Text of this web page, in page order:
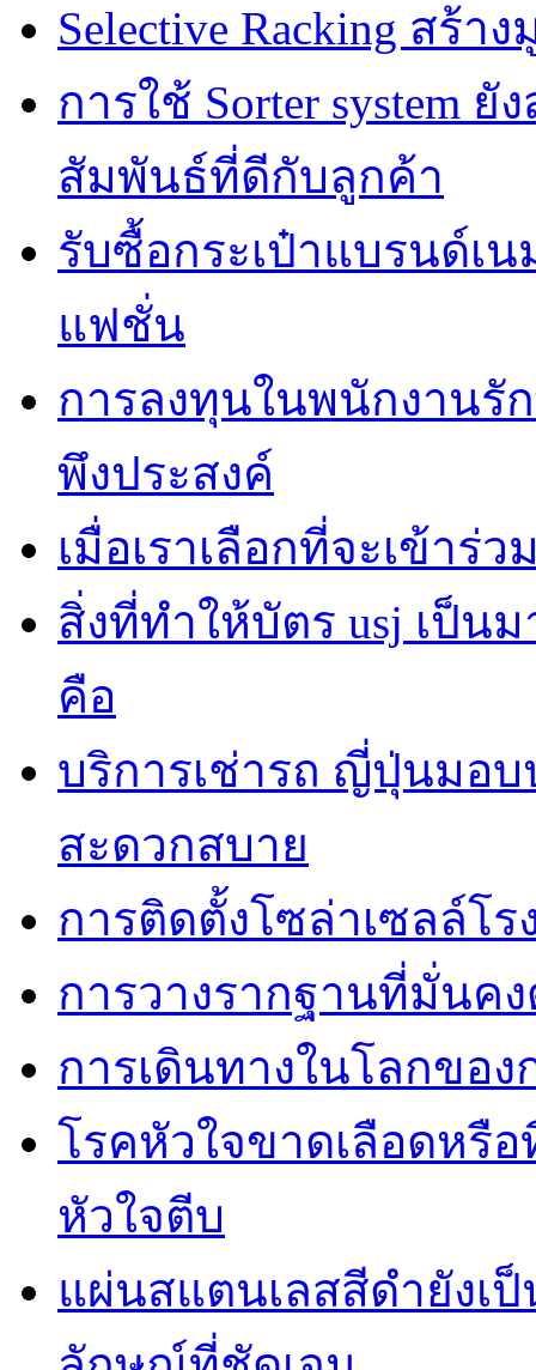
Selective Racking สร้
การใช้ Sorter system
สัมพันธ์ที่ดีกับลูกค้า
รับซื้อกระเป๋าแบรนด์เ
แฟชั่น
การลงทุนในพนักงานรั
พึงประสงค์
เมื่อเราเลือกที่จะเข้าร่
สิ่งที่ทำให้บัตร usj เป็น
คือ
บริการเช่ารถ ญี่ปุ่นมอ
สะดวกสบาย
การติดตั้งโซล่าเซลล์โ
การวางรากฐานที่มั่นค
การเดินทางในโลกขอ
โรคหัวใจขาดเลือดหรื
หัวใจตีบ
แผ่นสแตนเลสสีดำยังเ